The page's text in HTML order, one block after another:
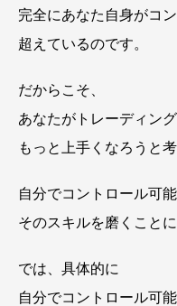
完全にあなた自身がコ
超えているのです。
だからこそ、
あなたがトレーディン
もっと上手くなろうと
自分でコントロール可
そのスキルを磨くこと
では、具体的に
自分でコントロール可